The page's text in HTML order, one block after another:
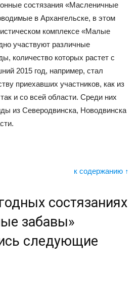
состязания «Масленичные
в Архангельске, в этом
комплексе «Малые
участвуют различные
количество которых растет с
2015 год, например, стал
приехавших участников, как из
и со всей области. Среди них
из Северодвинска, Новодвинска
к содержанию ↑
состязаниях
забавы»
следующие